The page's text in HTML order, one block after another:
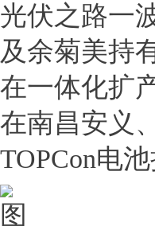
光伏之路一
及余菊美持
在一体化扩
在南昌安义
TOPCon电池